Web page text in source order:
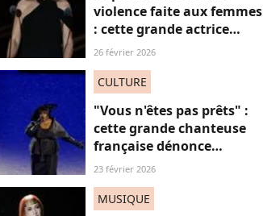
violence faite aux femmes
: cette grande actrice
française dénonce en
26 février 2026
CULTURE
"Vous n'êtes pas prêts" :
cette grande chanteuse
française dénonce
“l’effacement des femmes
(forcément) réagir
23 février 2026
MUSIQUE